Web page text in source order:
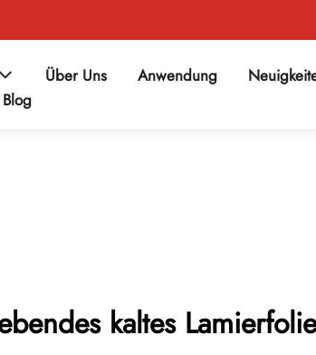
Über Uns Anwendung
Blog
kaltes Lamierfolie